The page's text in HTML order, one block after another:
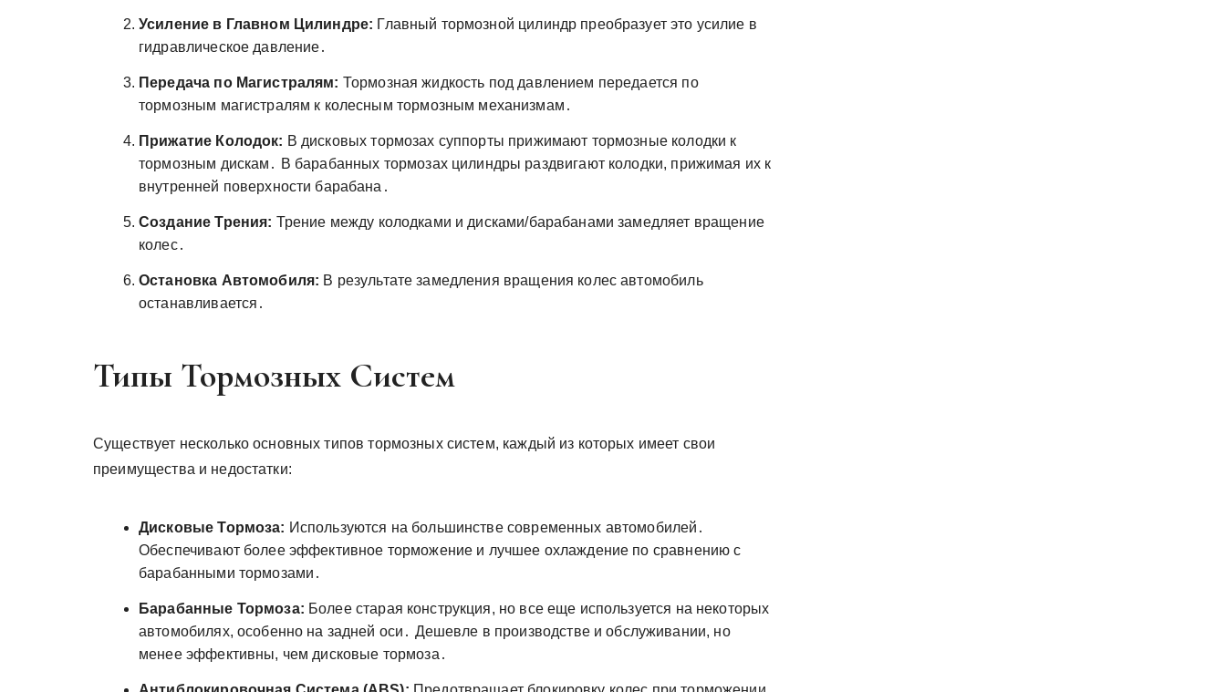
Усиление в Главном Цилиндре: Главный тормозной цилиндр преобразует это усилие в
гидравлическое давление․
Передача по Магистралям: Тормозная жидкость под давлением передается по
тормозным магистралям к колесным тормозным механизмам․
Прижатие Колодок: В дисковых тормозах суппорты прижимают тормозные колодки к
тормозным дискам․ В барабанных тормозах цилиндры раздвигают колодки, прижимая их к
внутренней поверхности барабана․
Создание Трения: Трение между колодками и дисками/барабанами замедляет вращение
колес․
Остановка Автомобиля: В результате замедления вращения колес автомобиль
останавливается․
Типы Тормозных Систем
Существует несколько основных типов тормозных систем, каждый из которых имеет свои
преимущества и недостатки:
Дисковые Тормоза: Используются на большинстве современных автомобилей․
Обеспечивают более эффективное торможение и лучшее охлаждение по сравнению с
барабанными тормозами․
Барабанные Тормоза: Более старая конструкция, но все еще используется на некоторых
автомобилях, особенно на задней оси․ Дешевле в производстве и обслуживании, но
менее эффективны, чем дисковые тормоза․